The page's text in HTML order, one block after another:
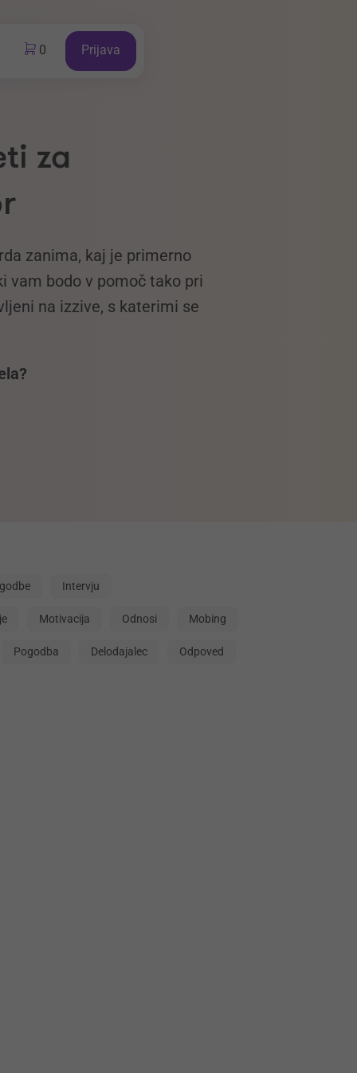
0 Prijava
za
zanima, kaj je primerno
vam bodo v pomoč tako pri
na izzive, s katerimi se
Intervju
Motivacija Odnosi Mobing
Pogodba Delodajalec Odpoved